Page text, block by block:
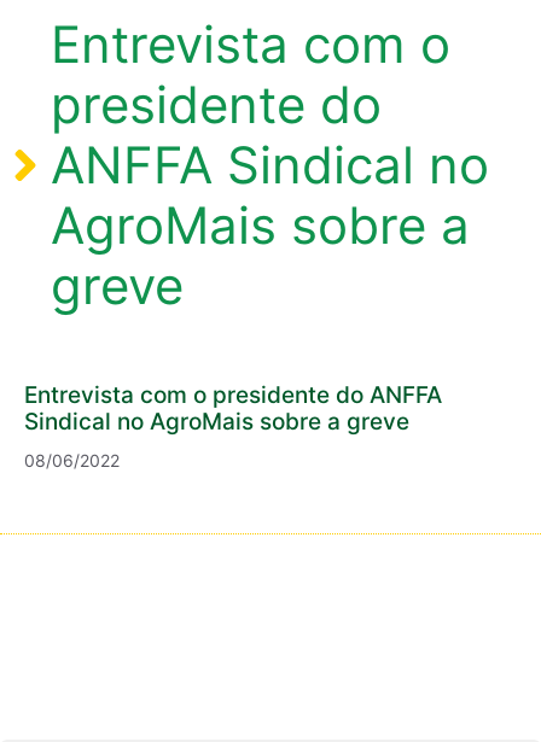
Entrevista com o
presidente do
ANFFA Sindical no
AgroMais sobre a
greve
Entrevista com o presidente do ANFFA
Sindical no AgroMais sobre a greve
08/06/2022